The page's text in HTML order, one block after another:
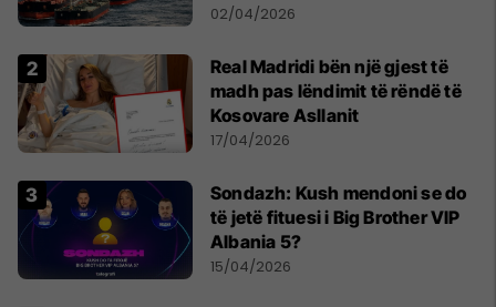
02/04/2026
Real Madridi bën një gjest të
madh pas lëndimit të rëndë të
Kosovare Asllanit
17/04/2026
Sondazh: Kush mendoni se do
të jetë fituesi i Big Brother VIP
Albania 5?
15/04/2026